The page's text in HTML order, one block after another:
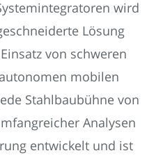
wird
Lösung
von schweren
mobilen
Stahlbaubühne von
Analysen
entwickelt und ist